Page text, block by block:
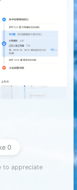
0
to appreciate